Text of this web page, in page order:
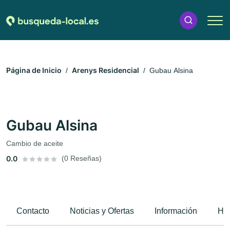
Página de Inicio Arenys Residencial Gubau Alsina
Gubau Alsina
Cambio de aceite
0.0 (0 Reseñas)
Contacto Noticias y Ofertas Información